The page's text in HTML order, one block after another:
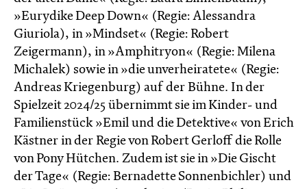
»Eurydike Deep Down« (Regie: Alessandra
Giuriola), in »Mindset« (Regie: Robert
Zeigermann), in »Amphitryon« (Regie: Milena
Michalek) sowie in »die unverheiratete« (Regie:
Andreas Kriegenburg) auf der Bühne. In der
Spielzeit 2024/25 übernimmt sie im Kinder- und
Familienstück »Emil und die Detektive« von Erich
Kästner in der Regie von Robert Gerloff die Rolle
von Pony Hütchen. Zudem ist sie in »Die Gischt
der Tage« (Regie: Bernadette Sonnenbichler) und